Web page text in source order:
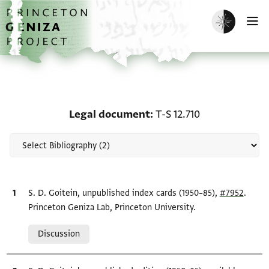
Skip to main content
home
Enable dark
Legal document T-S 12.710
Bibliographic citation
S. D. Goitein, unpublished index cards (1950–85), #7952.
Princeton Geniza Lab, Princeton University.
Discussion